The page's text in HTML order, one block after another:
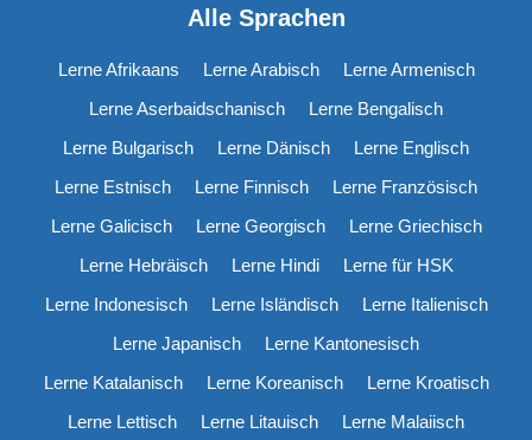
Alle Sprachen
Lerne Afrikaans Lerne Arabisch
Lerne Armenisch
Lerne Aserbaidschanisch
Lerne Bengalisch
Lerne Bulgarisch
Lerne Dänisch
Lerne Englisch
Lerne Estnisch
Lerne Finnisch
Lerne Französisch
Lerne Galicisch
Lerne Georgisch
Lerne Griechisch
Lerne Hebräisch
Lerne Hindi
Lerne für HSK
Lerne Indonesisch
Lerne Isländisch
Lerne Italienisch
Lerne Japanisch
Lerne Kantonesisch
Lerne Katalanisch
Lerne Koreanisch
Lerne Kroatisch
Lerne Lettisch
Lerne Litauisch
Lerne Malaiisch